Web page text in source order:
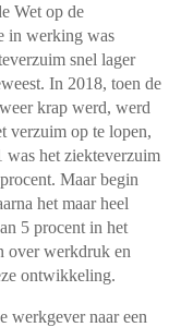
Wet op de
in werking was
snel lager
In 2018, toen de
krap werd, werd
verzuim op te lopen,
was het ziekteverzuim
Maar begin
het maar heel
5 procent in het
over werkdruk en
ontwikkeling.
werkgever naar een